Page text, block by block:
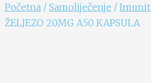
Početna / Samoliječenje /
ŽELJEZO 20MG A50 KAPSULA